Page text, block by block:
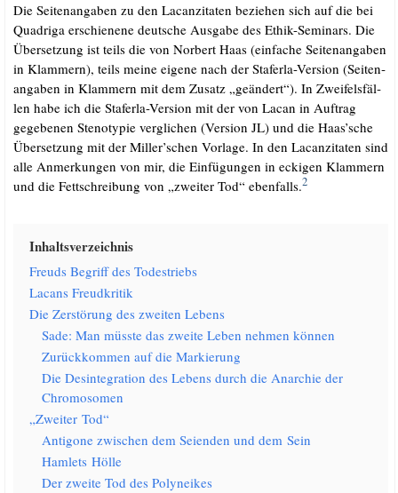
Die Sei­ten­an­ga­ben zu den Lacan­zi­ta­ten bezie­hen sich auf die bei
Qua­dri­ga erschie­ne­ne deut­sche Aus­ga­be des Ethik-Semi­nars. Die
Über­set­zung ist teils die von Nor­bert Haas (ein­fa­che Sei­ten­an­ga­ben
in Klam­mern), teils mei­ne eige­ne nach der Sta­fer­la-Ver­si­on (Sei­ten­
an­ga­ben in Klam­mern mit dem Zusatz „geän­dert“). In Zwei­fels­fäl­
len habe ich die Sta­fer­la-Ver­si­on mit der von Lacan in Auf­trag
gege­be­nen Ste­no­ty­pie ver­gli­chen (Ver­si­on JL) und die Haas’sche
Über­set­zung mit der Miller’schen Vor­la­ge. In den Lacan­zi­ta­ten sind
alle Anmer­kun­gen von mir, die Ein­fü­gun­gen in ecki­gen Klam­mern
und die Fett­schrei­bung von „zwei­ter Tod“ eben­falls.2
Inhalts­ver­zeich­nis
Freuds Begriff des Todestriebs
Lacans Freud­kri­tik
Die Zer­stö­rung des zwei­ten Lebens
Sade: Man müss­te das zwei­te Leben neh­men können
Zurück­kom­men auf die Markierung
Die Des­in­te­gra­ti­on des Lebens durch die Anar­chie der
Chromosomen
„Zwei­ter Tod“
Anti­go­ne zwi­schen dem Sei­en­den und dem Sein
Ham­lets Hölle
Der zwei­te Tod des Polyneikes